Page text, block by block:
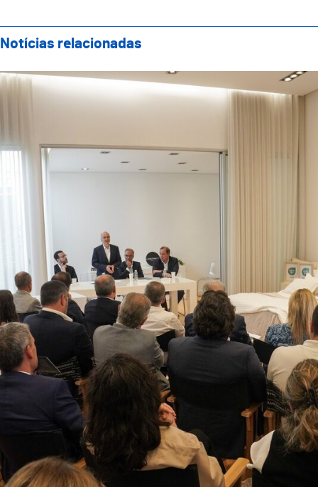
Notícias relacionadas
Turismo Industrial em Guimarães arranca com